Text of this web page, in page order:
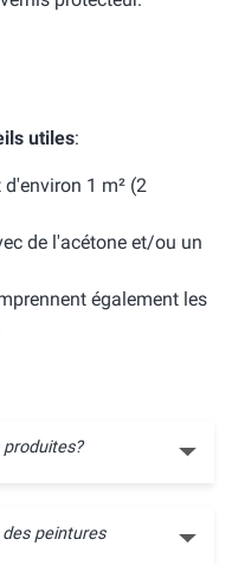
utiles:
1 m² (2
de l'acétone et/ou un
également les
peintures